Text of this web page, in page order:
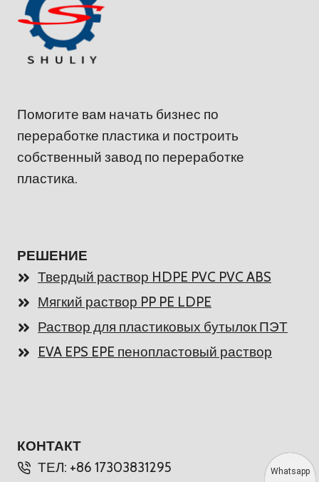
Помогите вам начать бизнес по
переработке пластика и построить
собственный завод по переработке
пластика.
РЕШЕНИЕ
Твердый раствор HDPE PVC PVC ABS
Мягкий раствор PP PE LDPE
Раствор для пластиковых бутылок ПЭТ
EVA EPS EPE пенопластовый раствор
КОНТАКТ
ТЕЛ: +86 17303831295
Whatsapp